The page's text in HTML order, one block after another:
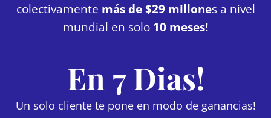
colectivamente más de $29 millones a nivel
mundial en solo 10 meses!
En 7 Dias!
Un solo cliente te pone en modo de ganancias!